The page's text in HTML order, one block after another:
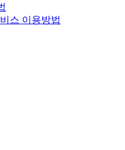
스 이용방법